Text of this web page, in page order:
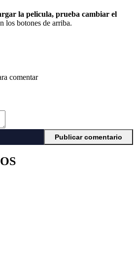
la pelicula, prueba cambiar el
los botones de arriba.
comentar